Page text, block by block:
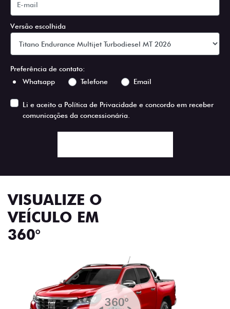
Versão escolhida
Preferência de contato:
Whatsapp
Telefone Email
Li e aceito a Política de Privacidade e concordo em receber
comunicações da concessionária.
VISUALIZE O
VEÍCULO EM
360°